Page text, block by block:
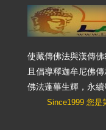
使藏傳佛法與漢傳
且倡導釋迦牟尼佛
佛法蓬蓽生輝，永續
Since1999 您是